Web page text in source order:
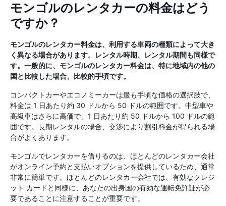
モンゴルのレンタカーの料金はどう
ですか？
モンゴルのレンタカー料金は、利用する車両の種類によって大き
く異なる場合があります。レンタル時期、レンタル期間も同様で
す。一般的に、モンゴルのレンタカー料金は、特に地域内の他の
国と比較した場合、比較的手頃です。
コンパクトカーやエコノミーカーは最も手頃な価格の選択肢で、
料金は 1 日あたり約 30 ドルから 50 ドルの範囲です。中型車や
高級車はさらに高価で、1 日あたり約 50 ドルから 100 ドルの範
囲です。長期レンタルの場合、交渉により割引料金が得られる場
合がよくあります。
モンゴルでレンタカーを借りるのは、ほとんどのレンタカー会社
がオンライン予約と支払いオプションを提供しているため、通常
非常に簡単です。ほとんどのレンタカー会社では、有効なクレジ
ット カードと同様に、あなたの出身国の有効な運転免許証が必
要であることに注意することが重要です。